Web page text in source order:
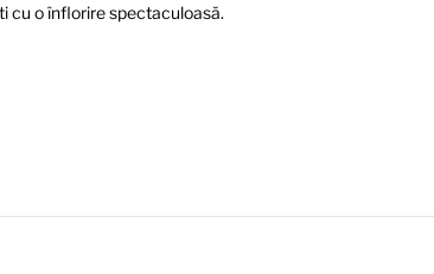
cu o înflorire spectaculoasă.